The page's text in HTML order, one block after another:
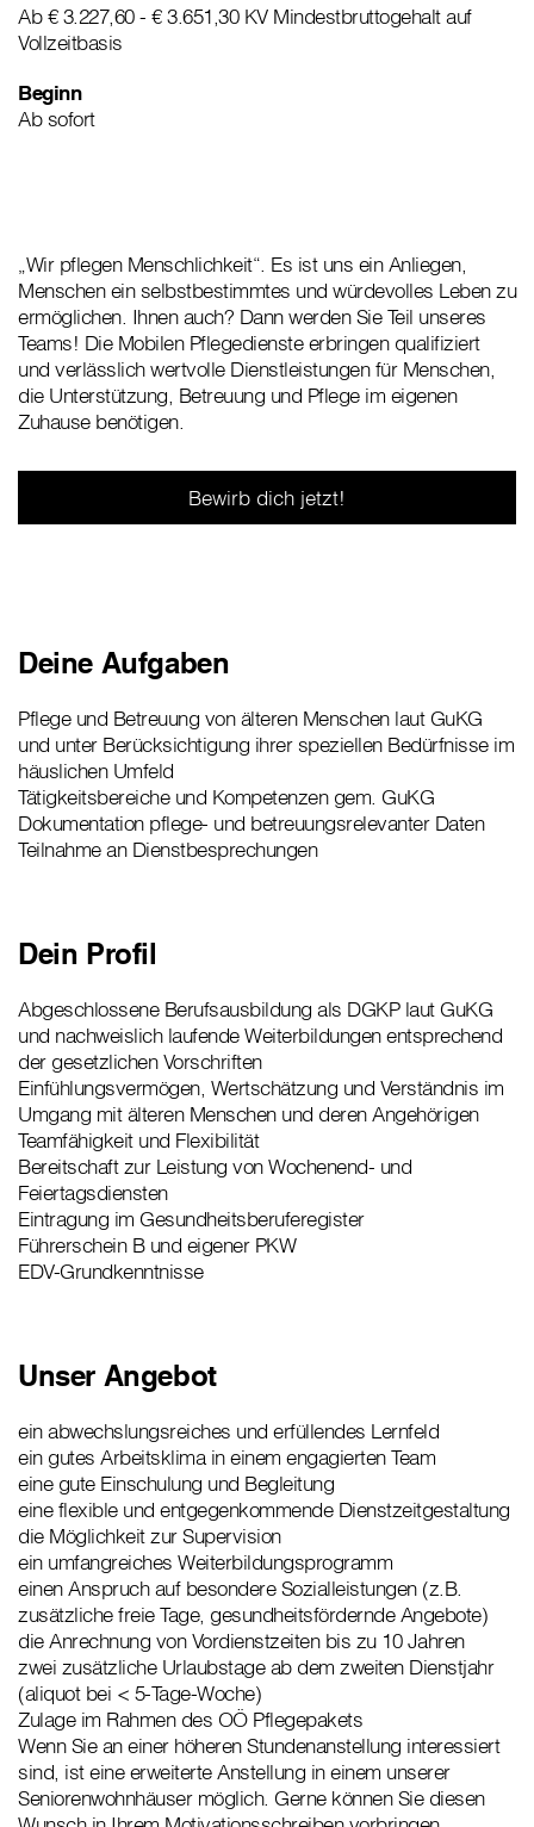
Ab € 3.227,60 - € 3.651,30 KV Mindestbruttogehalt auf
Vollzeitbasis
Beginn
Ab sofort
„Wir pflegen Menschlichkeit“. Es ist uns ein Anliegen,
Menschen ein selbstbestimmtes und würdevolles Leben zu
ermöglichen. Ihnen auch? Dann werden Sie Teil unseres
Teams! Die Mobilen Pflegedienste erbringen qualifiziert
und verlässlich wertvolle Dienstleistungen für Menschen,
die Unterstützung, Betreuung und Pflege im eigenen
Zuhause benötigen.
Bewirb dich jetzt!
Deine Aufgaben
Pflege und Betreuung von älteren Menschen laut GuKG
und unter Berücksichtigung ihrer speziellen Bedürfnisse im
häuslichen Umfeld
Tätigkeitsbereiche und Kompetenzen gem. GuKG
Dokumentation pflege- und betreuungsrelevanter Daten
Teilnahme an Dienstbesprechungen
Dein Profil
Abgeschlossene Berufsausbildung als DGKP laut GuKG
und nachweislich laufende Weiterbildungen entsprechend
der gesetzlichen Vorschriften
Einfühlungsvermögen, Wertschätzung und Verständnis im
Umgang mit älteren Menschen und deren Angehörigen
Teamfähigkeit und Flexibilität
Bereitschaft zur Leistung von Wochenend- und
Feiertagsdiensten
Eintragung im Gesundheitsberuferegister
Führerschein B und eigener PKW
EDV-Grundkenntnisse
Unser Angebot
ein abwechslungsreiches und erfüllendes Lernfeld
ein gutes Arbeitsklima in einem engagierten Team
eine gute Einschulung und Begleitung
eine flexible und entgegenkommende Dienstzeitgestaltung
die Möglichkeit zur Supervision
ein umfangreiches Weiterbildungsprogramm
einen Anspruch auf besondere Sozialleistungen (z.B.
zusätzliche freie Tage, gesundheitsfördernde Angebote)
die Anrechnung von Vordienstzeiten bis zu 10 Jahren
zwei zusätzliche Urlaubstage ab dem zweiten Dienstjahr
(aliquot bei < 5-Tage-Woche)
Zulage im Rahmen des OÖ Pflegepakets
Wenn Sie an einer höheren Stundenanstellung interessiert
sind, ist eine erweiterte Anstellung in einem unserer
Seniorenwohnhäuser möglich. Gerne können Sie diesen